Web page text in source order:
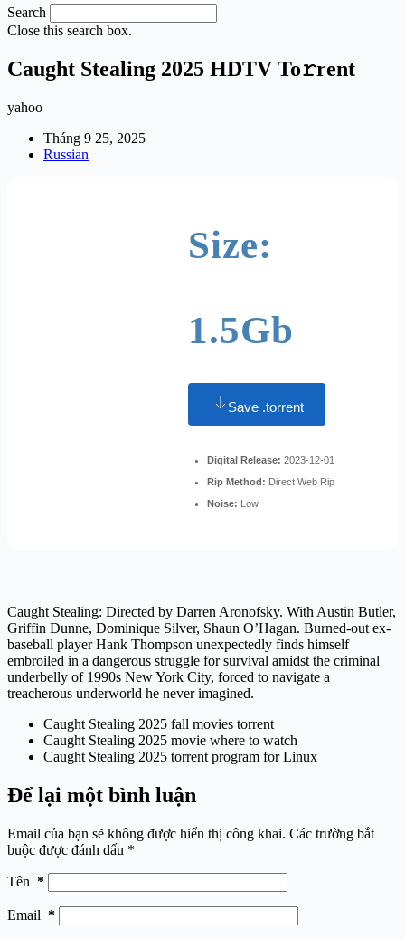
Search
Close this search box.
Caught Stealing 2025 HDTV To𝚛rent
yahoo
Tháng 9 25, 2025
Russian
Size:
1.5Gb
Save .torrent
Digital Release: 2023-12-01
Rip Method: Direct Web Rip
Noise: Low
Caught Stealing: Directed by Darren Aronofsky. With Austin Butler,
Griffin Dunne, Dominique Silver, Shaun O’Hagan. Burned-out ex-
baseball player Hank Thompson unexpectedly finds himself
embroiled in a dangerous struggle for survival amidst the criminal
underbelly of 1990s New York City, forced to navigate a
treacherous underworld he never imagined.
Caught Stealing 2025 fall movies torrent
Caught Stealing 2025 movie where to watch
Caught Stealing 2025 torrent program for Linux
Để lại một bình luận
Email của bạn sẽ không được hiển thị công khai. Các trường bắt
buộc được đánh dấu *
Tên *
Email *